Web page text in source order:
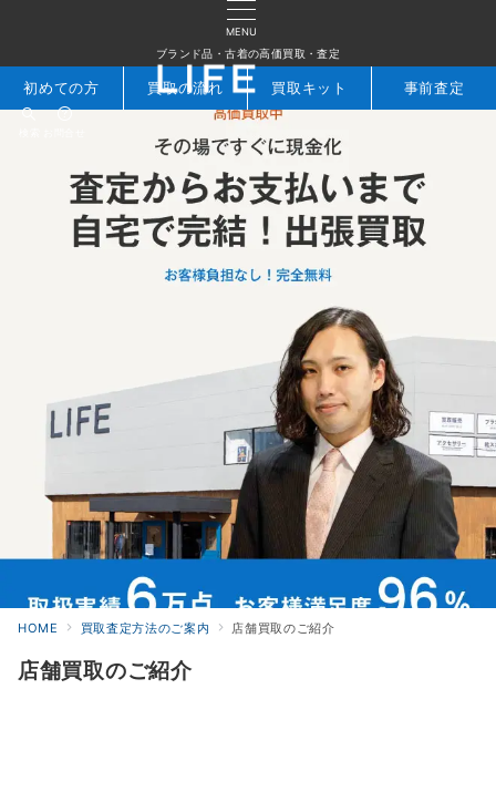
MENU
ブランド品・古着の高価買取・査定
初めての方 買取の流れ 買取キット 事前査定
HOME 買取査定方法のご案内 店舗買取のご紹介
店舗買取のご紹介